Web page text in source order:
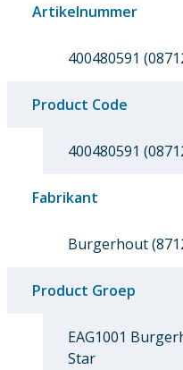
Artikelnummer
400480591
Product Code
400480591
Fabrikant
Burgerhout
Product Groep
EAG1001
Star